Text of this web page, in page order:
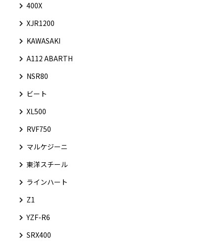
400X
XJR1200
KAWASAKI
A112 ABARTH
NSR80
ビート
XL500
RVF750
マルケジーニ
東洋スチール
ラインハート
Z1
YZF-R6
SRX400